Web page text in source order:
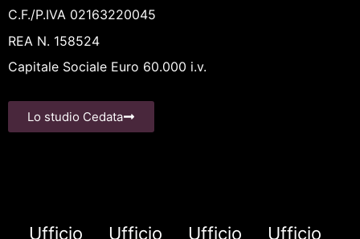
C.F./P.IVA 02163220045
REA N. 158524
Capitale Sociale Euro 60.000 i.v.
Lo studio Cedata
Ufficio
Ufficio
Ufficio
Ufficio